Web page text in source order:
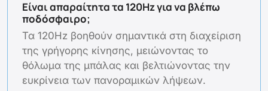
Είναι απαραίτητα τα 120Hz για να βλέπω
ποδόσφαιρο;
Τα 120Hz βοηθούν σημαντικά στη διαχείριση
της γρήγορης κίνησης, μειώνοντας το
θόλωμα της μπάλας και βελτιώνοντας την
ευκρίνεια των πανοραμικών λήψεων.